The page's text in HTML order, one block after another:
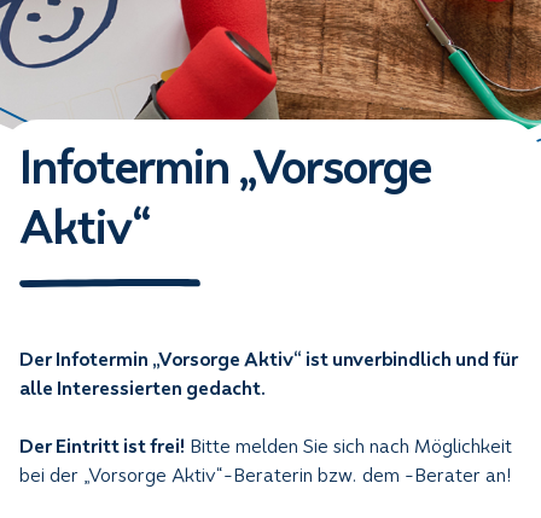
Infotermin „Vorsorge
Aktiv“
Der Infotermin „Vorsorge Aktiv“ ist unverbindlich und für
alle Interessierten gedacht.
Der Eintritt ist frei! Bitte melden Sie sich nach Möglichkeit
bei der „Vorsorge Aktiv“-Beraterin bzw. dem -Berater an!